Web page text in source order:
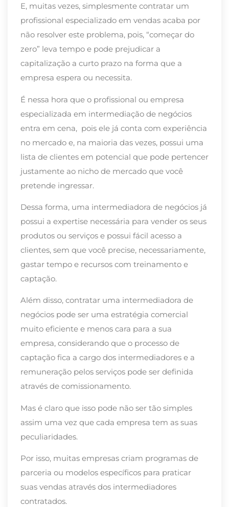
E, muitas vezes, simplesmente contratar um
profissional especializado em vendas acaba por
não resolver este problema, pois, “começar do
zero” leva tempo e pode prejudicar a
capitalização a curto prazo na forma que a
empresa espera ou necessita.
É nessa hora que o profissional ou empresa
especializada em intermediação de negócios
entra em cena, pois ele já conta com experiência
no mercado e, na maioria das vezes, possui uma
lista de clientes em potencial que pode pertencer
justamente ao nicho de mercado que você
pretende ingressar.
Dessa forma, uma intermediadora de negócios já
possui a expertise necessária para vender os seus
produtos ou serviços e possui fácil acesso a
clientes, sem que você precise, necessariamente,
gastar tempo e recursos com treinamento e
captação.
Além disso, contratar uma intermediadora de
negócios pode ser uma estratégia comercial
muito eficiente e menos cara para a sua
empresa, considerando que o processo de
captação fica a cargo dos intermediadores e a
remuneração pelos serviços pode ser definida
através de comissionamento.
Mas é claro que isso pode não ser tão simples
assim uma vez que cada empresa tem as suas
peculiaridades.
Por isso, muitas empresas criam programas de
parceria ou modelos específicos para praticar
suas vendas através dos intermediadores
contratados.